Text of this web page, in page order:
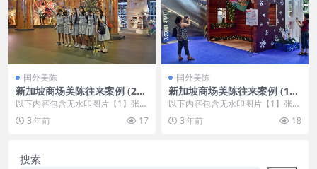
国外美陈
新加坡商场美陈往来案例 (295
3)大庆市美陈设计
以下内容包含无水印图片【1】张
，开通会员无障碍浏览 开通VIP会
员 3 年前 17
国外美陈
新加坡商场美陈往来案例 (17
3)岳阳市美陈联盟
以下内容包含无水印图片【1】张
，开通会员无障碍浏览 开通VIP会
员 3 年前 18
搜索